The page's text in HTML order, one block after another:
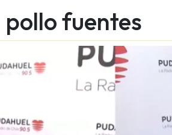
pollo fuentes